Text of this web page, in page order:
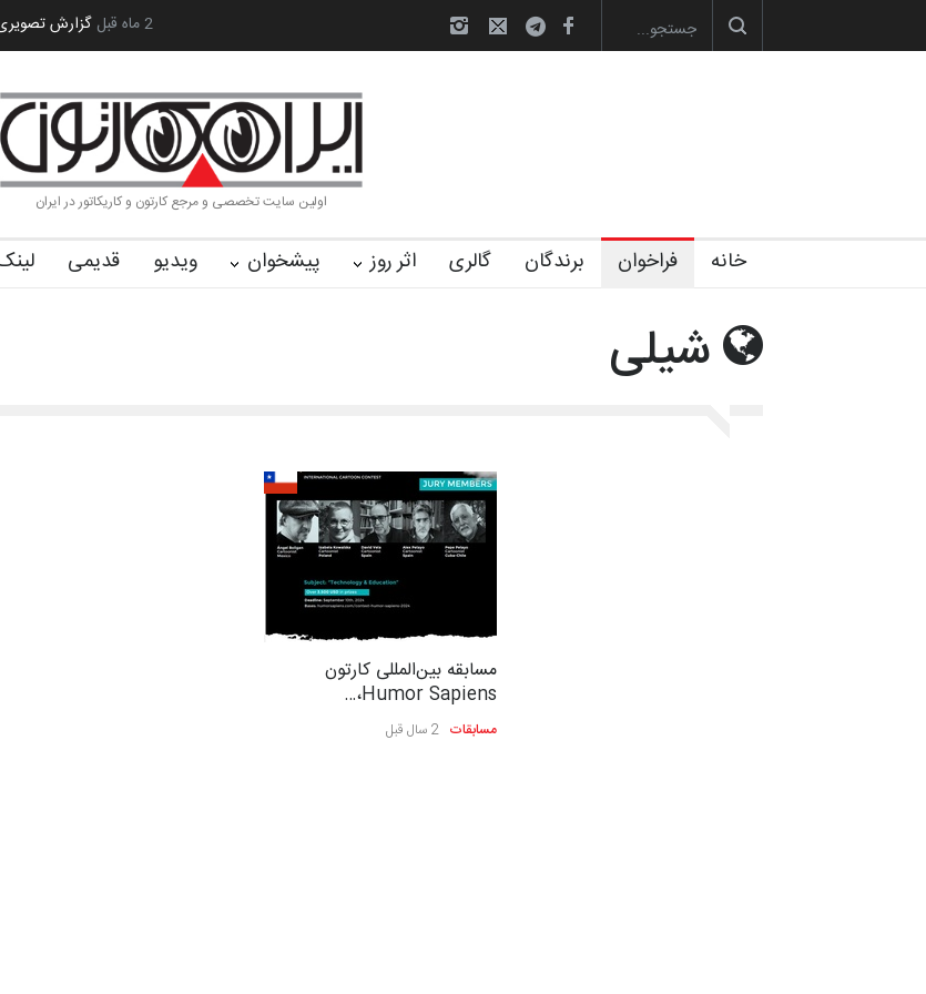
به یاد اردوغان رویداد کارگاهی کارتون و پوستر «ایران سربلند»… آغاز دوره‌های تخصصی فصل تابستان 1405 خانه کا… 2 ماه قبل
اولین سایت تخصصی و مرجع کارتون و کاریکاتور در ایران
خانه فراخوان برندگان گالری اثر روز پیشخوان ویدیو قدیمی
شیلی
مسابقه بین‌المللی کارتون
Humor Sapiens،…
مسابقات 2 سال قبل